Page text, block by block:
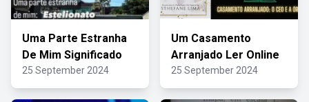
Uma Parte Estranha
De Mim Significado
25 September 2024
Um Casamento
Arranjado Ler Online
25 September 2024